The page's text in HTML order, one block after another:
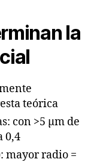
la
teórica
con >5 µm de
0,4
mayor radio =